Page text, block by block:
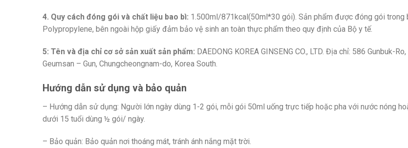
4. Quy cách đóng gói và chất liệu bao bì: 1.500ml/871kcal(50ml*30 gói). Sản phẩm được đóng gói trong
Polypropylene, bên ngoài hộp giấy đảm bảo vệ sinh an toàn thực phẩm theo quy định của Bộ y tế.
5: Tên và địa chỉ cơ sở sản xuất sản phẩm: DAEDONG KOREA GINSENG CO., LTD. Địa chỉ: 586 Gunbuk-
Geumsan – Gun, Chungcheongnam-do, Korea South.
Hướng dẫn sử dụng và bảo quản
– Hướng dẫn sử dụng: Người lớn ngày dùng 1-2 gói, mỗi gói 50ml uống trực tiếp hoặc pha với nước nóng
dưới 15 tuổi dùng ½ gói/ ngày.
– Bảo quản: Bảo quản nơi thoáng mát, tránh ánh nắng mặt trời.